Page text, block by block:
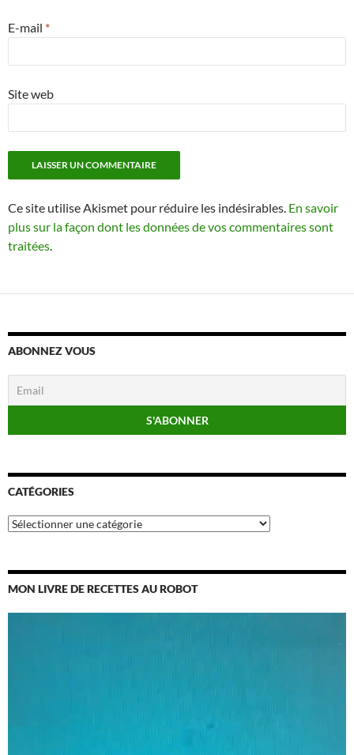
E-mail *
Site web
Ce site utilise Akismet pour réduire les indésirables. En savoir
plus sur la façon dont les données de vos commentaires sont
traitées.
ABONNEZ VOUS
CATÉGORIES
Catégories
MON LIVRE DE RECETTES AU ROBOT